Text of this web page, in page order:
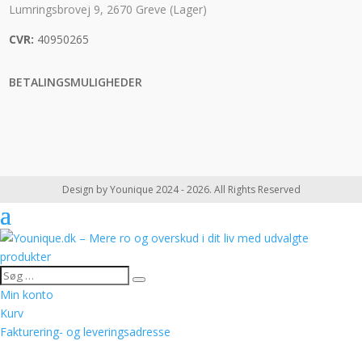
Lumringsbrovej 9, 2670 Greve (Lager)
CVR: 40950265
BETALINGSMULIGHEDER
Design by Younique 2024 - 2026. All Rights Reserved
Min konto
Kurv
Fakturering- og leveringsadresse